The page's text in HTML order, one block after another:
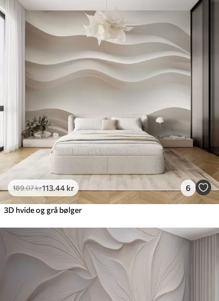
189.07kr113 .44 kr 6
3D hvide og grå bølger